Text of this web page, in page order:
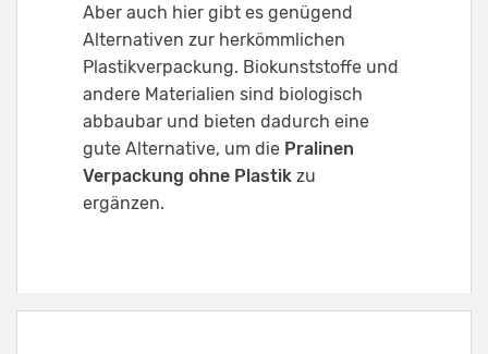
Aber auch hier gibt es genügend
Alternativen zur herkömmlichen
Plastikverpackung. Biokunststoffe und
andere Materialien sind biologisch
abbaubar und bieten dadurch eine
gute Alternative, um die Pralinen
Verpackung ohne Plastik zu
ergänzen.